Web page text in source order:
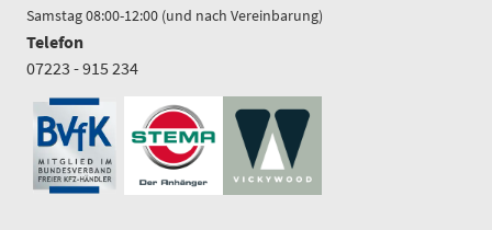
Samstag 08:00-12:00 (und nach Vereinbarung)
Telefon
07223 - 915 234